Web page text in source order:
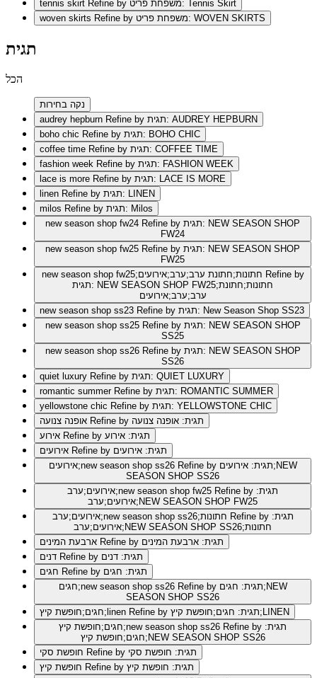
tennis skirt
Refine by משפחת פריט: Tennis Skirt
woven skirts
Refine by משפחת פריט: WOVEN SKIRTS
תגית
הכל
נקה בחירות
audrey hepburn
Refine by תגית: AUDREY HEPBURN
boho chic
Refine by תגית: BOHO CHIC
coffee time
Refine by תגית: COFFEE TIME
fashion week
Refine by תגית: FASHION WEEK
lace is more
Refine by תגית: LACE IS MORE
linen
Refine by תגית: LINEN
milos
Refine by תגית: Milos
new season shop fw24 Refine by תגית: NEW SEASON SHOP
FW24
new season shop fw25 Refine by תגית: NEW SEASON SHOP
FW25
Refine by
תגית: NEW SEASON SHOP FW25;חתונות;חתונת
ערב;ערב;אירועים
new season shop ss23
Refine by תגית: New Season Shop SS23
new season shop ss25 Refine by תגית: NEW SEASON SHOP
SS25
new season shop ss26 Refine by תגית: NEW SEASON SHOP
SS26
quiet luxury
Refine by תגית: QUIET LUXURY
romantic summer
Refine by תגית: ROMANTIC SUMMER
yellowstone chic
Refine by תגית: YELLOWSTONE CHIC
Refine by תגית: אופנה צנועה
Refine by תגית: אירוע
Refine by תגית: אירועים
אירועים;new season shop ss26 Refine by תגית: אירועים;NEW
SEASON SHOP SS26
אירועים;ערב;new season shop fw25 Refine by תגית:
אירועים;ערב;NEW SEASON SHOP FW25
Refine by תגית:
אירועים;ערב;NEW SEASON SHOP SS26;חתונות
Refine by תגית: ארבעת המינים
Refine by תגית: דנים
Refine by תגית: חגים
חגים;new season shop ss26 Refine by תגית: חגים;NEW
SEASON SHOP SS26
חגים;חופשת קיץ;linen
Refine by תגית: חגים;חופשת קיץ;LINEN
חגים;חופשת קיץ;new season shop ss26 Refine by תגית:
חגים;חופשת קיץ;NEW SEASON SHOP SS26
Refine by תגית: חופשת סקי
Refine by תגית: חופשת קיץ